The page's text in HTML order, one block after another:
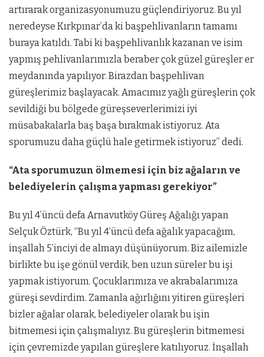
artırarak organizasyonumuzu güçlendiriyoruz. Bu yıl
neredeyse Kırkpınar’da ki başpehlivanların tamamı
buraya katıldı. Tabi ki başpehlivanlık kazanan ve isim
yapmış pehlivanlarımızla beraber çok güzel güreşler er
meydanında yapılıyor. Birazdan başpehlivan
güreşlerimiz başlayacak. Amacımız yağlı güreşlerin çok
sevildiği bu bölgede güreşseverlerimizi iyi
müsabakalarla baş başa bırakmak istiyoruz. Ata
sporumuzu daha güçlü hale getirmek istiyoruz” dedi.
“Ata sporumuzun ölmemesi için biz ağaların ve
belediyelerin çalışma yapması gerekiyor”
Bu yıl 4’üncü defa Arnavutköy Güreş Ağalığı yapan
Selçuk Öztürk, “Bu yıl 4’üncü defa ağalık yapacağım,
inşallah 5’inciyi de almayı düşünüyorum. Biz ailemizle
birlikte bu işe gönül verdik, ben uzun süreler bu işi
yapmak istiyorum. Çocuklarımıza ve akrabalarımıza
güreşi sevdirdim. Zamanla ağırlığını yitiren güreşleri
bizler ağalar olarak, belediyeler olarak bu işin
bitmemesi için çalışmalıyız. Bu güreşlerin bitmemesi
için çevremizde yapılan güreşlere katılıyoruz. İnşallah